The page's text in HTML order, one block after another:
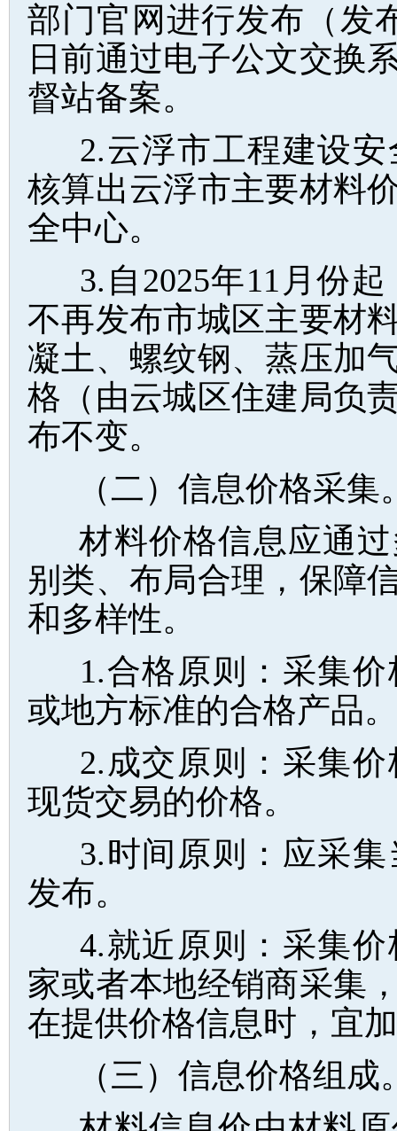
部门官网进行发布（发
日前通过电子公文交换
督站备案。
2.云浮市工程建设
核算出云浮市主要材料
全中心。
3.自2025年11月份
不再发布市城区主要材
凝土、螺纹钢、蒸压加
格（由云城区住建局负
布不变。
（二）信息价格采集
材料价格信息应通
别类、布局合理，保障
和多样性。
1.合格原则：采集
或地方标准的合格产品。
2.成交原则：采集
现货交易的价格。
3.时间原则：应采
发布。
4.就近原则：采集
家或者本地经销商采集
在提供价格信息时，宜
（三）信息价格组成